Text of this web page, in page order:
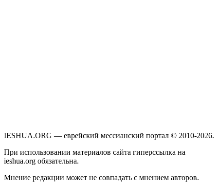
IESHUA.ORG — еврейский мессианский портал © 2010-2026.
При использовании материалов сайта гиперссылка на
ieshua.org обязательна.
Мнение редакции может не совпадать с мнением авторов.